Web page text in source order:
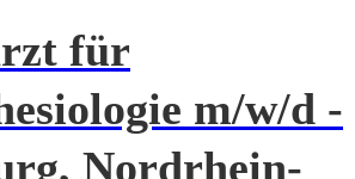
für
m/w/d -
Nordrhein-